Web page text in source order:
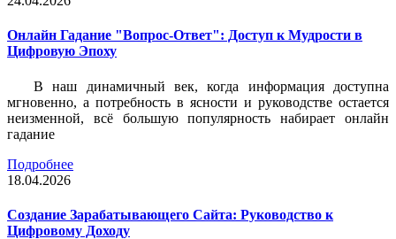
Онлайн Гадание "Вопрос-Ответ": Доступ к Мудрости в
Цифровую Эпоху
В наш динамичный век, когда информация доступна
мгновенно, а потребность в ясности и руководстве остается
неизменной, всё большую популярность набирает онлайн
гадание
Подробнее
18.04.2026
Создание Зарабатывающего Сайта: Руководство к
Цифровому Доходу